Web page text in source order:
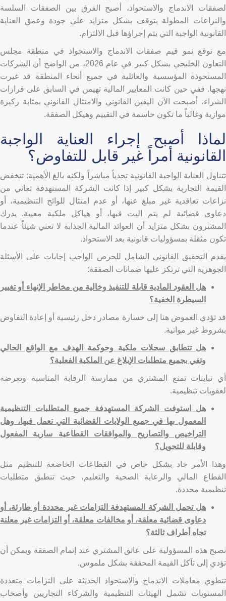
لصفقات الاندماج والاستحواذ، أصبح الفرق بين الصفقات السلسة
والنزاعات المطولة يتوقف بشكل متزايد على جودة وعمق العناية
القانونية الواجبة التي يتم إجراؤها قبل الالتزام.
مع توقع نمو قيم صفقات الاندماج والاستحواذ في منطقة مجلس
التعاون الخليجي بشكل كبير في عام 2026، من الواضح أن الشركات
المستحوذة المؤسسية والعائلية في جميع أنحاء المنطقة قد غيرت
نهجها. ففي حين كانت المعايير المالية تهيمن في السابق على قرارات
الشراء، أصبحت الآن اليقين القانوني والامتثال القانوني بمثابة ركيزة
موازية وغالباً ما تكون حاسمة في التقييم وهيكل الصفقة.
لماذا أصبح إجراء العناية الواجبة
القانونية أمراً غير قابل للتفاوض؟
تتناول العناية الواجبة القانونية تحدياً مباشراً ولكنه بالغ الأهمية: تنخفض
القيمة التجارية بشكل كبير إذا كانت الشركة المستهدفة تعاني من
نزاعات تعاقدية غير مبلغ عنها، أو عدم امتثال للوائح التنظيمية، أو
دعاوى قضائية لم يتم البت فيها، أو هياكل ملكية معيبة. يدرك
المشترون بشكل متزايد أن العوائد المالية الجذابة لا تعني شيئاً عندما
تكون مثقلة بمسؤوليات قانونية بعد الاستحواذ.
يقدم التحقيق القانوني الشامل للحرص الواجب إجابات على الأسئلة
الجوهرية التي ترتكز عليها ضمانات الصفقة:
هل العقود المادية قابلة للتنفيذ وخالية من مخاطر الإنهاء أو تغيير
السيطرة الخفية؟
قد تؤدي الغموض هنا إلى خسارة مصادر دخل رئيسية أو إعادة التفاوض
بشروط غير مواتية.
هل تتطابق سجلات ملكية وحوكمة الهدف مع الواقع الحالي
وتفي بجميع متطلبات الإبلاغ عن الملكية الفعلية؟
أي تباينات تمنع المشتري من ممارسة الرقابة المناسبة وتعرضه
لعقوبات تنظيمية.
هل استوفت الشركة المستهدفة جميع المتطلبات التنظيمية
المعمول بها في جميع الولايات القضائية التي تعمل فيها، وهل
التراخيص والتصاريح والموافقات القطاعية سارية المفعول
وقابلة للتحويل؟
وهذا الأمر حاد بشكل خاص في القطاعات الخاضعة للتنظيم مثل
القطاع المالي والرعاية الصحية والتعليم، حيث تنطبق متطلبات
تنظيمية محددة.
هل تحمل الشركة المستهدفة التزامات غير محددة أو طارئة، أو
دعاوى قضائية معلقة، أو مخالفات معلقة، أو التزامات غير معلنة
تجاه أطراف ثالثة؟
تصبح هذه المسؤولية على عاتق المشتري عند إتمام الصفقة ويمكن أن
تؤدي إلى تآكل القيمة المحققة بشكل ملموس.
تنطوي معاملات الاندماج والاستحواذ الحديثة على التزامات متعددة
المستويات تشمل الهيئات التنظيمية والشركاء التجاريين وأصحاب